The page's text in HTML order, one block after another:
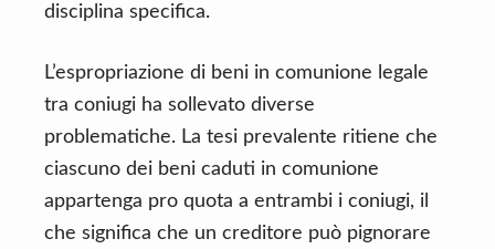
disciplina specifica.
L’espropriazione di beni in comunione legale
tra coniugi ha sollevato diverse
problematiche. La tesi prevalente ritiene che
ciascuno dei beni caduti in comunione
appartenga pro quota a entrambi i coniugi, il
che significa che un creditore può pignorare